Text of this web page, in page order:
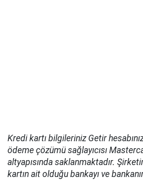
Kredi kartı bilgileriniz Getir
ödeme çözümü sağlayıcısı
altyapısında saklanmaktadır.
kartın ait olduğu bankayı ve